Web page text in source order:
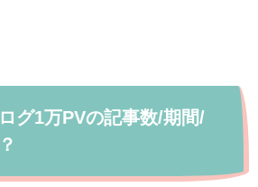
グ1万PVの記事数/期間/